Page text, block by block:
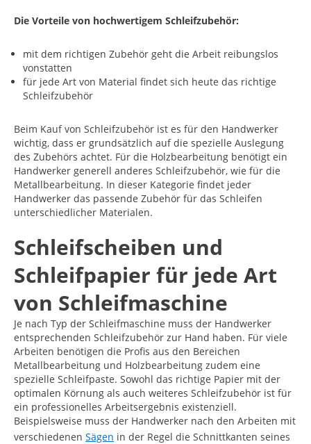
Die Vorteile von hochwertigem Schleifzubehör:
mit dem richtigen Zubehör geht die Arbeit reibungslos
vonstatten
für jede Art von Material findet sich heute das richtige
Schleifzubehör
Beim Kauf von Schleifzubehör ist es für den Handwerker
wichtig, dass er grundsätzlich auf die spezielle Auslegung
des Zubehörs achtet. Für die Holzbearbeitung benötigt ein
Handwerker generell anderes Schleifzubehör, wie für die
Metallbearbeitung. In dieser Kategorie findet jeder
Handwerker das passende Zubehör für das Schleifen
unterschiedlicher Materialen.
Schleifscheiben und
Schleifpapier für jede Art
von Schleifmaschine
Je nach Typ der Schleifmaschine muss der Handwerker
entsprechenden Schleifzubehör zur Hand haben. Für viele
Arbeiten benötigen die Profis aus den Bereichen
Metallbearbeitung und Holzbearbeitung zudem eine
spezielle Schleifpaste. Sowohl das richtige Papier mit der
optimalen Körnung als auch weiteres Schleifzubehör ist für
ein professionelles Arbeitsergebnis existenziell.
Beispielsweise muss der Handwerker nach den Arbeiten mit
verschiedenen Sägen in der Regel die Schnittkanten seines